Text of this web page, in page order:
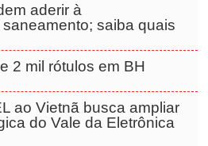
aderir à
saiba quais
2 mil rótulos em BH
ao Vietnã busca ampliar
do Vale da Eletrônica